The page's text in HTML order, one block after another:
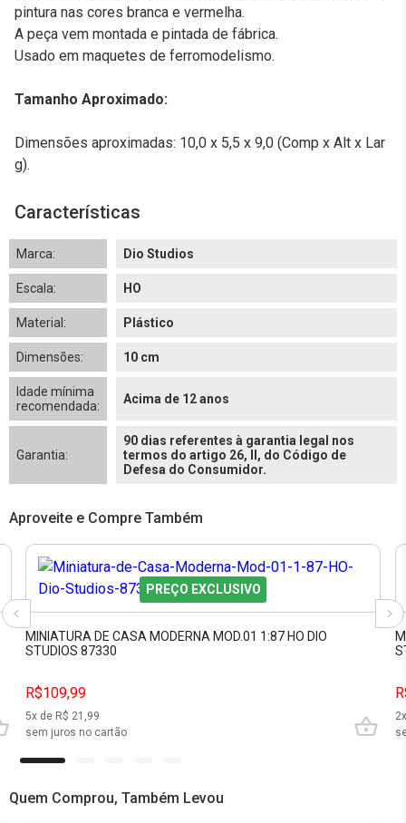
pintura nas cores branca e vermelha.
A peça vem montada e pintada de fábrica.
Usado em maquetes de ferromodelismo.
Tamanho Aproximado:
Dimensões aproximadas: 10,0 x 5,5 x 9,0 (Comp x Alt x Lar
g).
Características
Marca: Dio Studios
Escala: HO
Material: Plástico
Dimensões: 10 cm
Idade mínima
recomendada:
Acima de 12 anos
Garantia:
90 dias referentes à garantia legal nos
termos do artigo 26, II, do Código de
Defesa do Consumidor.
Aproveite e Compre Também
PREÇO EXCLUSIVO
MINIATURA DE CASA MODERNA MOD.01 1:87 HO DIO
STUDIOS 87330
R$109,99
5x de R$ 21,99
sem juros no cartão
2
Quem Comprou, Também Levou